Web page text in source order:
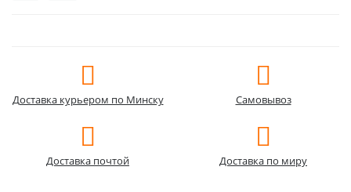
Доставка курьером по Минску Самовывоз
Доставка почтой Доставка по миру